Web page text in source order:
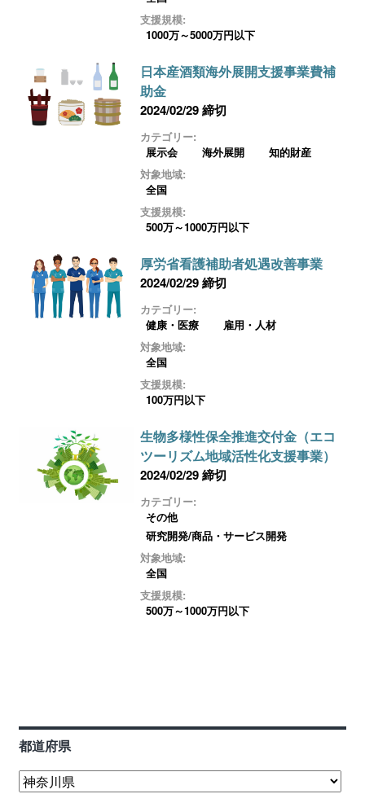
支援規模:
1000万～5000万円以下
日本産酒類海外展開支援事業費補
助金
2024/02/29 締切
カテゴリー:
展示会
海外展開
知的財産
対象地域:
全国
支援規模:
500万～1000万円以下
厚労省看護補助者処遇改善事業
2024/02/29 締切
カテゴリー:
健康・医療
雇用・人材
対象地域:
全国
支援規模:
100万円以下
生物多様性保全推進交付金（エコ
ツーリズム地域活性化支援事業）
2024/02/29 締切
カテゴリー:
その他
研究開発/商品・サービス開発
対象地域:
全国
支援規模:
500万～1000万円以下
都道府県